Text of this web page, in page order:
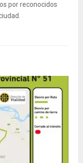
por reconocidos